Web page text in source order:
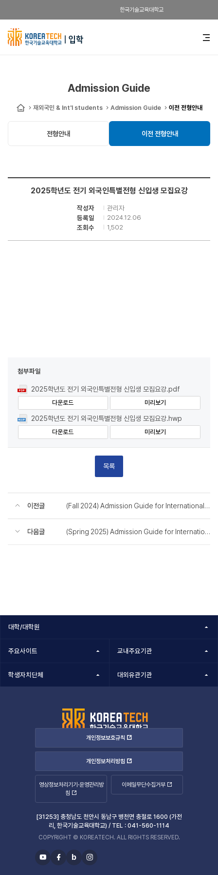
한국기술교육대학교
한
교
육
대
교
전
재외국민 & Int'l students Admission Guide 이전 전형안내
Admission Guide
전형안내 이전 전형안내
2025학년도 전기 외국인특별전형 신입생 모집요강
작성자
관리자
등록일
2024.12.06
조회수
1,502
첨부파일
2025학년도 전기 외국인특별전형 신입생 모집요강.pdf
다운로드 미리보기
2025학년도 전기 외국인특별전형 신입생 모집요강.hwp
다운로드 미리보기
목록
이전글 (Fall 2024) Admission Guide for International Students
다음글 (Spring 2025) Admission Guide for International Students
대학/대학원
주요사이트 교내주요기관
학생자치단체 대외유관기관
개인정보보호규칙
개인정보처리방침
영상정보처리기기·운영관리방
침
이메일무단수집거부
[31253] 충청남도 천안시 동남구 병천면 충절로 1600 (가전
리, 한국기술교육대학교) / TEL : 041-560-1114
COPYRIGHT © KOREATECH. ALL RIGHTS RESERVED.
유
페
b
블
인